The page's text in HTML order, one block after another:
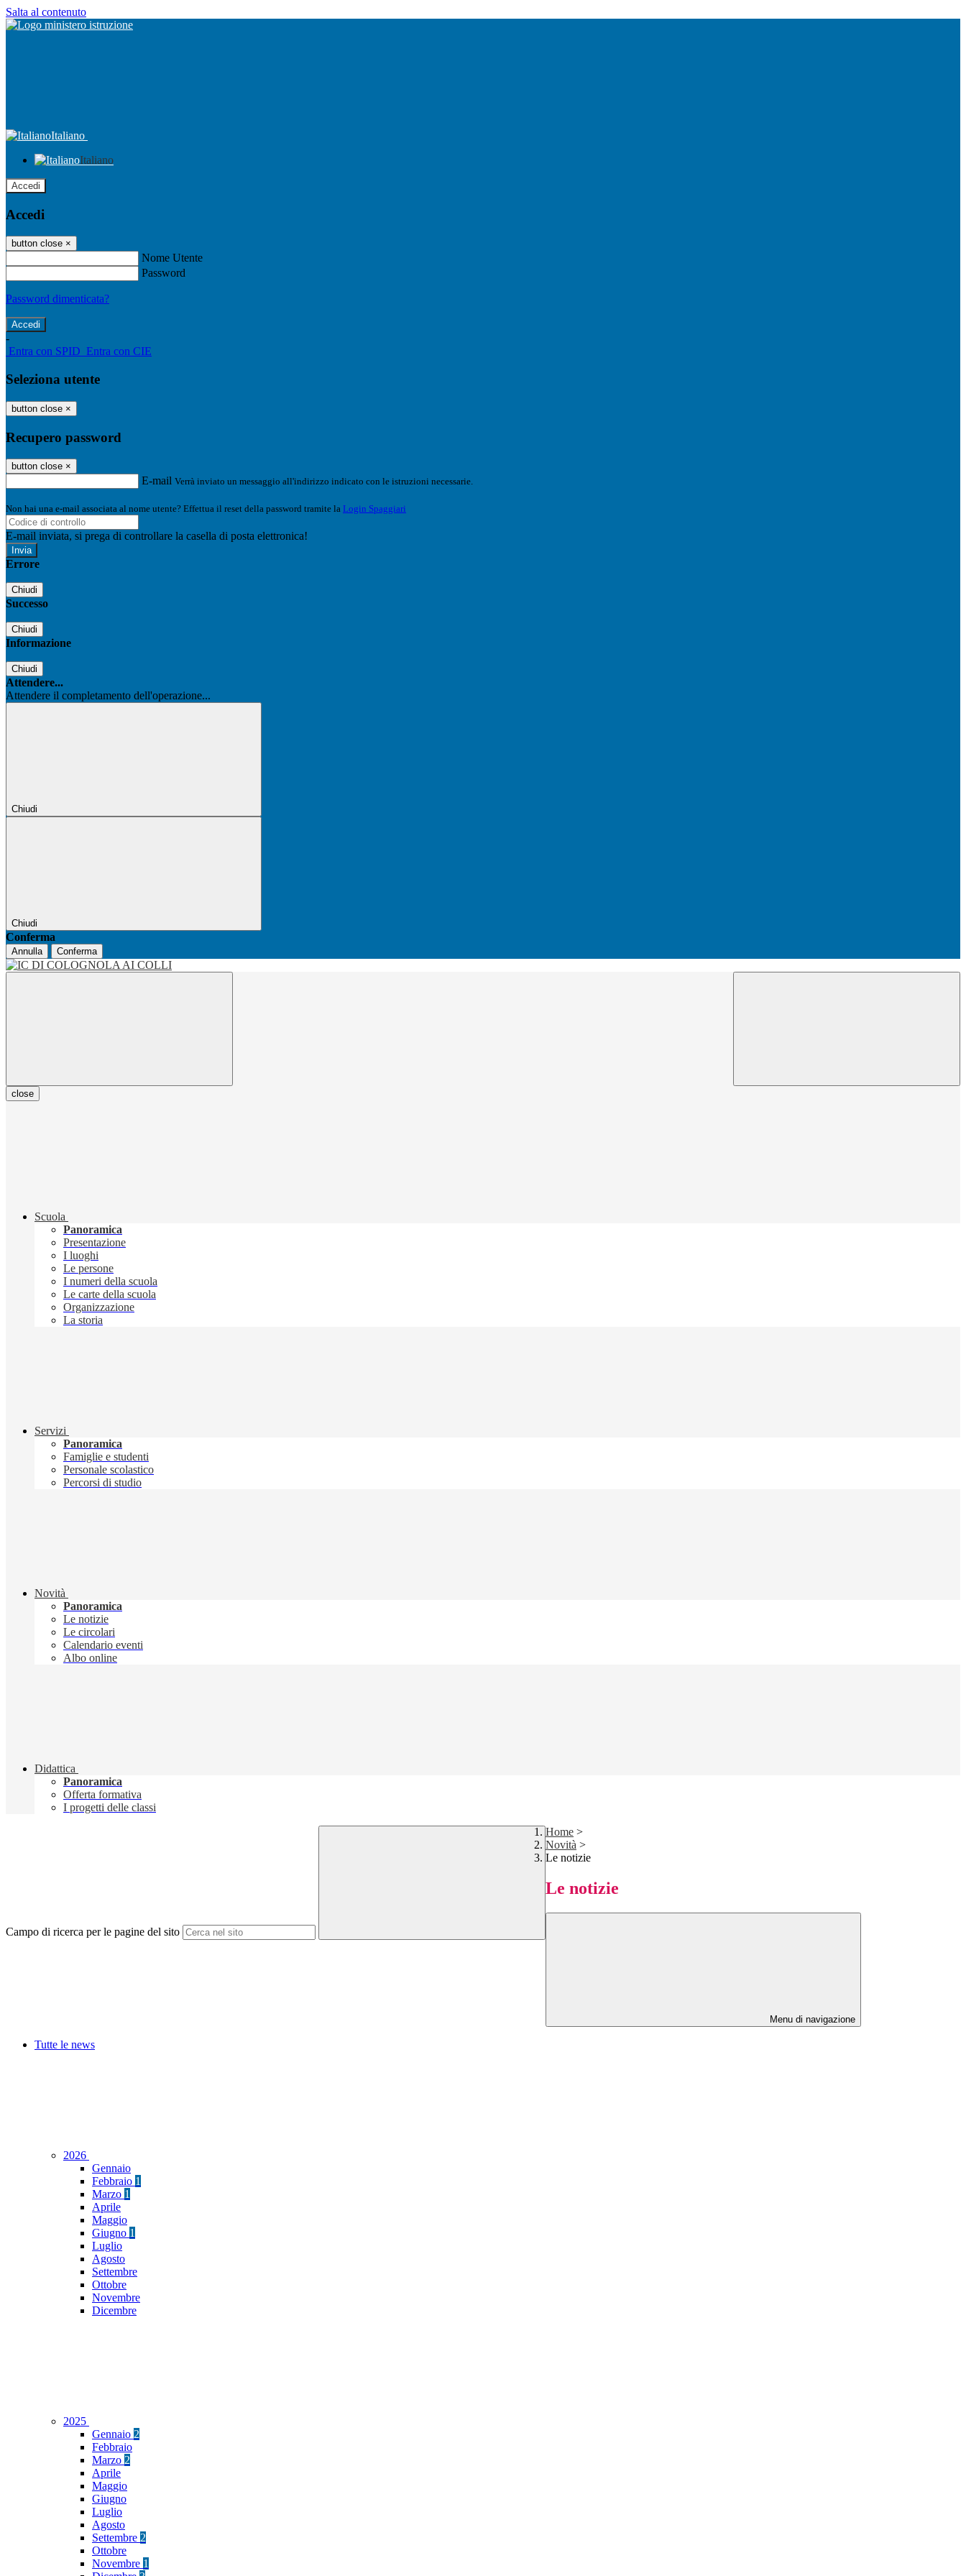
Salta al contenuto
Italiano
Italiano
Accedi
Accedi
button close ×
Nome Utente
Password
Password dimenticata?
-
Entra con SPID Entra con CIE
Seleziona utente
button close ×
Recupero password
button close ×
E-mail Verrà inviato un messaggio all'indirizzo indicato con le istruzioni necessarie.
Non hai una e-mail associata al nome utente? Effettua il reset della password tramite la Login Spaggiari
E-mail inviata, si prega di controllare la casella di posta elettronica!
Errore
Chiudi
Successo
Chiudi
Informazione
Chiudi
Attendere...
Attendere il completamento dell'operazione...
Chiudi
Chiudi
Conferma
Annulla Conferma
close
Scuola
Panoramica
Presentazione
I luoghi
Le persone
I numeri della scuola
Le carte della scuola
Organizzazione
La storia
Servizi
Panoramica
Famiglie e studenti
Personale scolastico
Percorsi di studio
Novità
Panoramica
Le notizie
Le circolari
Calendario eventi
Albo online
Didattica
Panoramica
Offerta formativa
I progetti delle classi
Campo di ricerca per le pagine del sito
Home >
Novità >
Le notizie
Le notizie
Menu di navigazione
Tutte le news
2026
Gennaio
Febbraio 1
Marzo 1
Aprile
Maggio
Giugno 1
Luglio
Agosto
Settembre
Ottobre
Novembre
Dicembre
2025
Gennaio 2
Febbraio
Marzo 2
Aprile
Maggio
Giugno
Luglio
Agosto
Settembre 2
Ottobre
Novembre 1